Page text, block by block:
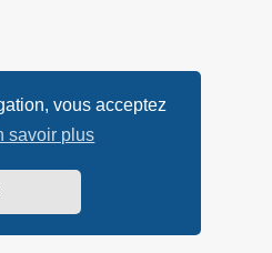
vous acceptez
savoir plus